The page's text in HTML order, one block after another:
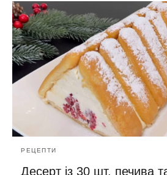
РЕЦЕПТИ
Десерт із 30 шт. печива